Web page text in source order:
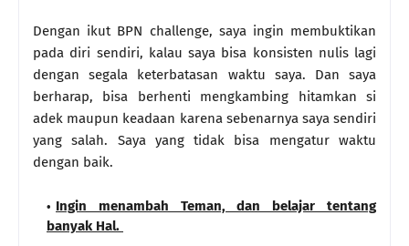
Dengan ikut BPN challenge, saya ingin membuktikan
pada diri sendiri, kalau saya bisa konsisten nulis lagi
dengan segala keterbatasan waktu saya. Dan saya
berharap, bisa berhenti mengkambing hitamkan si
adek maupun keadaan karena sebenarnya saya sendiri
yang salah. Saya yang tidak bisa mengatur waktu
dengan baik.
Ingin menambah Teman, dan belajar tentang
banyak Hal.